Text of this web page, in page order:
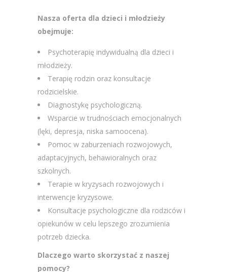
Nasza oferta dla dzieci i młodzieży
obejmuje:
Psychoterapię indywidualną dla dzieci i
młodzieży.
Terapię rodzin oraz konsultacje
rodzicielskie.
Diagnostykę psychologiczną.
Wsparcie w trudnościach emocjonalnych
(lęki, depresja, niska samoocena).
Pomoc w zaburzeniach rozwojowych,
adaptacyjnych, behawioralnych oraz
szkolnych.
Terapie w kryzysach rozwojowych i
interwencje kryzysowe.
Konsultacje psychologiczne dla rodziców i
opiekunów w celu lepszego zrozumienia
potrzeb dziecka.
Dlaczego warto skorzystać z naszej
pomocy?